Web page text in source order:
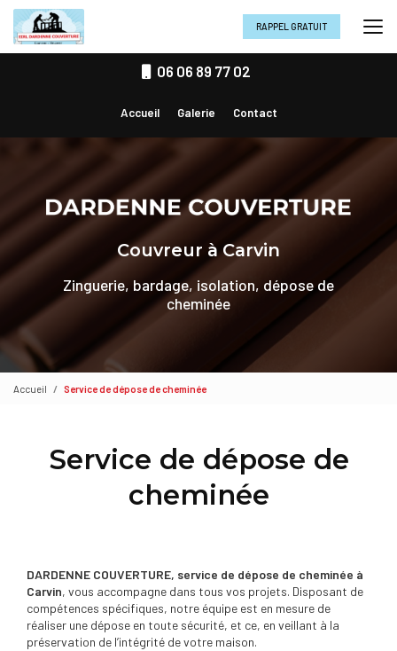
Aller
contenu
06 06 89 77 02
Accueil Galerie Contact
RAPPEL GRATUIT
Couvreur à Carvin
Zinguerie, bardage, isolation, dépose de
cheminée
Accueil Service de dépose de cheminée
Service de dépose de
cheminée
DARDENNE COUVERTURE, service de dépose de cheminée à
Carvin, vous accompagne dans tous vos projets. Disposant de
compétences spécifiques, notre équipe est en mesure de
réaliser une dépose en toute sécurité, et ce, en veillant à la
préservation de l’intégrité de votre maison.